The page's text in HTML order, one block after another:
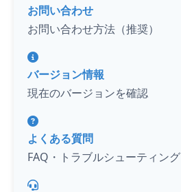
お問い合わせ
お問い合わせ方法（推奨）
バージョン情報
現在のバージョンを確認
よくある質問
FAQ・トラブルシューティング